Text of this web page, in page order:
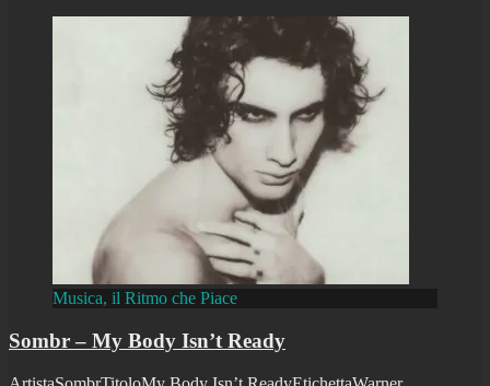
Musica, il Ritmo che Piace
Sombr – My Body Isn’t Ready